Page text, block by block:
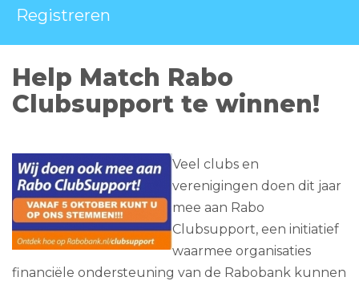
Projecten
Over Match
Vrijwilligerswerk
Ervaringsplek
Contact
Registreren
Help Match Rabo
Clubsupport te winnen!
Veel clubs en
verenigingen doen dit jaar
mee aan Rabo
Clubsupport, een initiatief
waarmee organisaties
financiële ondersteuning van de Rabobank kunnen